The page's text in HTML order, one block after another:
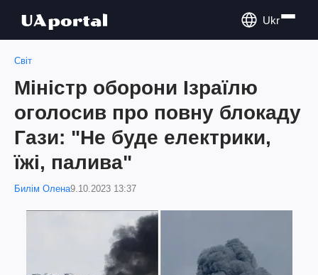
Ukr
Світ
Міністр оборони Ізраїлю
оголосив про повну блокаду
Гази: "Не буде електрики,
їжі, палива"
Билім Олена9.10.2023 13:37